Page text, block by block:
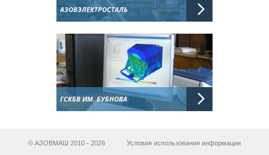
АЗОВЭЛЕКТРОСТАЛЬ
ГСКБВ ИМ. БУБНОВА
© АЗОВМАШ 2010 - 2026 Условия использования информации